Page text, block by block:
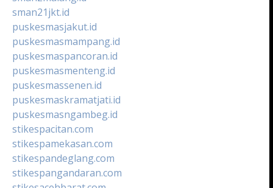
sman21jkt.id
puskesmasjakut.id
puskesmasmampang.id
puskesmaspancoran.id
puskesmasmenteng.id
puskesmassenen.id
puskesmaskramatjati.id
puskesmasngambeg.id
stikespacitan.com
stikespamekasan.com
stikespandeglang.com
stikespangandaran.com